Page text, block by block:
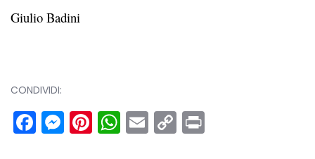
Giulio Badini
CONDIVIDI:
Facebook
Messenger
Pinterest
WhatsApp
Email
Copy
Link